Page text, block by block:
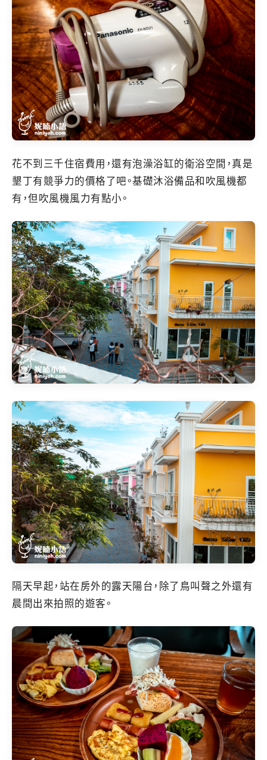
花不到三千住宿費用，還有泡澡浴缸的衛浴空間，真是
墾丁有競爭力的價格了吧。基礎沐浴備品和吹風機都
有，但吹風機風力有點小。
隔天早起，站在房外的露天陽台，除了鳥叫聲之外還有
晨間出來拍照的遊客。